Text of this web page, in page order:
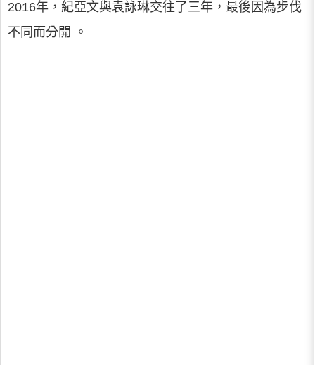
2016年，紀亞文與袁詠琳交往了三年，最後因為步伐
不同而分開 。